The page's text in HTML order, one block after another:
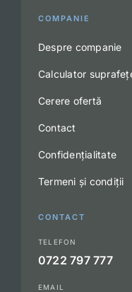
COMPANIE
Despre companie
Calculator
Cerere ofertă
Contact
Confidențialitate
Termeni și condiții
CONTACT
TELEFON
0722 797 777
EMAIL